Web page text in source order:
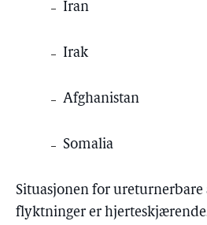
Iran
Irak
Afghanistan
Somalia
Situasjonen for ureturnerbare
flyktninger er